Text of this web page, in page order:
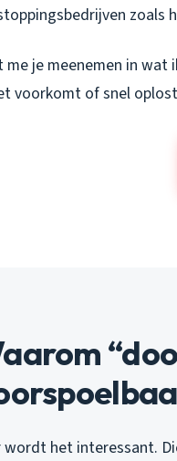
zoals
me je meenemen in wat
voorkomt of snel
wordt het interessant.